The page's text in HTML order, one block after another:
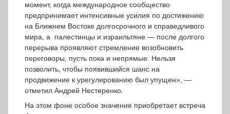
момент, когда международное сообщество
предпринимает интенсивные усилия по достижению
на Ближнем Востоке долгосрочного и справедливого
мира, а палестинцы и израильтяне — после долгого
перерыва проявляют стремление возобновить
переговоры, пусть пока и непрямые. Нельзя
позволить, чтобы появившийся шанс на
продвижение к урегулированию был упущен», —
отметил Андрей Нестеренко.
На этом фоне особое значение приобретает встреча